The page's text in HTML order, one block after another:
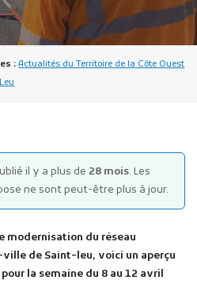
par l'Europe
: Actualités du Territoire de la Côte Ouest
il y a plus de 28 mois. Les
ne sont peut-être plus à jour.
modernisation du réseau
de Saint-leu, voici un aperçu
la semaine du 8 au 12 avril